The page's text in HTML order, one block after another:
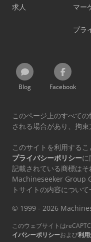
求人 マー
プラ
Blog Facebook
このページ上のすべて
される場合があり、拘束
このサイトを利用する
プライバシーポリシーに
記載されている商標はそ
Machineseeker Group
トサイトの内容につい
© 1999 - 2026
このウェブサイトは
イバシーポリシーおよび利